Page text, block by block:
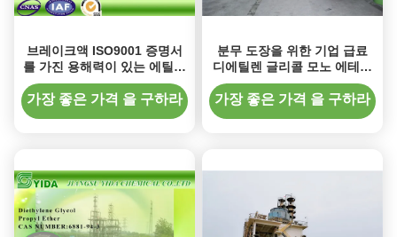
브레이크액 ISO9001 증명서
를 가진 용해력이 있는 에틸렌
글리콜 모노 에테르
가장 좋은 가격 을 구하라
분무 도장을 위한 기업 급료
디에틸렌 글리콜 모노 에테르
CAS 아니오 6881-94-3
가장 좋은 가격 을 구하라